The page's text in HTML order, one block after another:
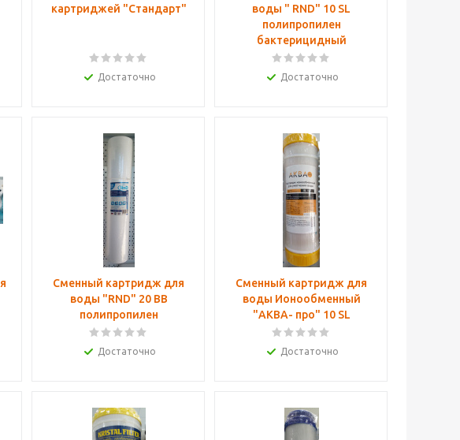
картриджей "Стандарт"
Достаточно
воды " RND" 10 SL
полипропилен
бактерицидный
Достаточно
Сменный картридж для
воды "RND" 20 ВВ
полипропилен
Достаточно
Сменный картридж для
воды Ионообменный
"АКВА- про" 10 SL
Достаточно